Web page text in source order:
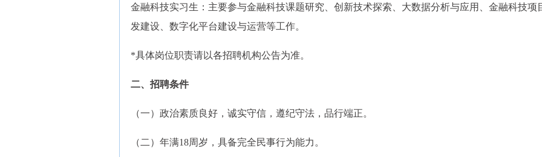
金融科技实习生：主要参与金融科技课题研究、创新技术探索、大数据分析与应用、金融科技项
发建设、数字化平台建设与运营等工作。
*具体岗位职责请以各招聘机构公告为准。
二、招聘条件
（一）政治素质良好，诚实守信，遵纪守法，品行端正。
（二）年满18周岁，具备完全民事行为能力。